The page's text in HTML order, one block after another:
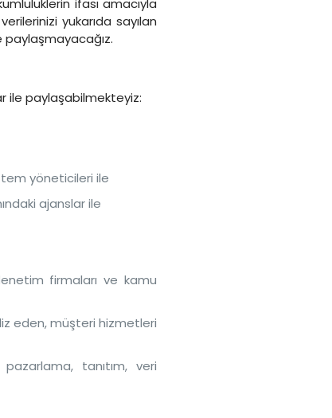
ifası amacıyla
yukarıda sayılan
ile paylaşabilmekteyiz:
yöneticileri ile
ajanslar ile
firmaları ve kamu
eden, müşteri hizmetleri
tanıtım, veri